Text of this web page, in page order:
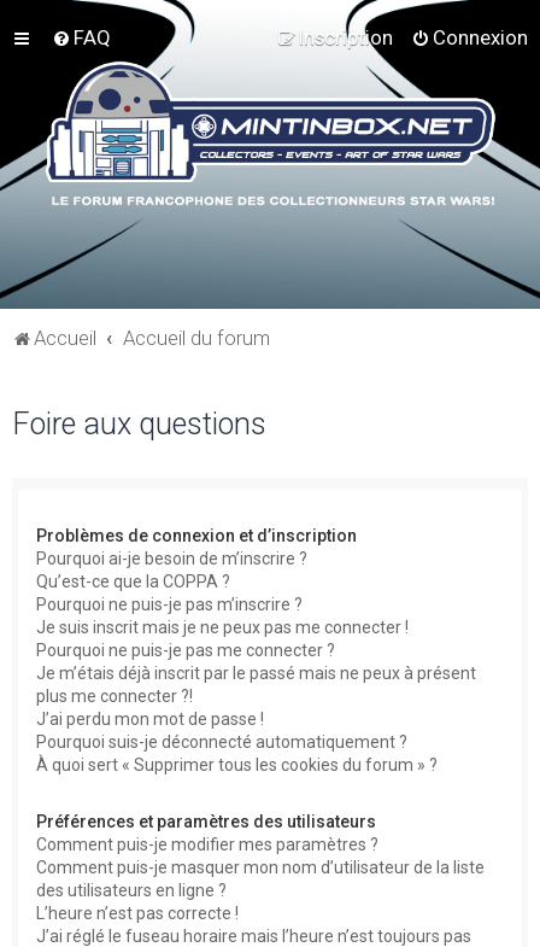
FAQ Connexion
Inscription
Accueil Accueil du forum
Foire aux questions
Problèmes de connexion et d’inscription
Pourquoi ai-je besoin de m’inscrire ?
Qu’est-ce que la COPPA ?
Pourquoi ne puis-je pas m’inscrire ?
Je suis inscrit mais je ne peux pas me connecter !
Pourquoi ne puis-je pas me connecter ?
Je m’étais déjà inscrit par le passé mais ne peux à présent
plus me connecter ?!
J’ai perdu mon mot de passe !
Pourquoi suis-je déconnecté automatiquement ?
À quoi sert « Supprimer tous les cookies du forum » ?
Préférences et paramètres des utilisateurs
Comment puis-je modifier mes paramètres ?
Comment puis-je masquer mon nom d’utilisateur de la liste
des utilisateurs en ligne ?
L’heure n’est pas correcte !
J’ai réglé le fuseau horaire mais l’heure n’est toujours pas